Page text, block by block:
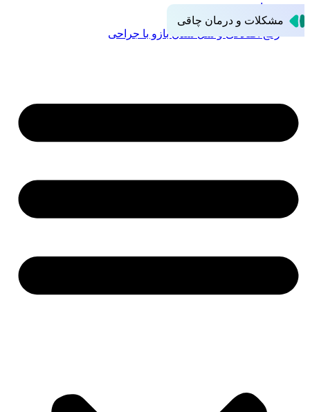
درمان ریزش مو
مشکلات و درمان چاقی
رفع افتادگی و شل شدن بازو با جراحی